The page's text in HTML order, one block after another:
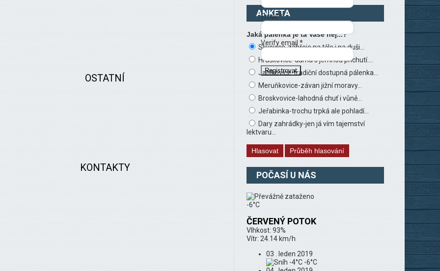
Email *
Verify email *
Registrovat
OSTATNÍ
KONTAKTY
ANKETA
Jaká pálenka je ta Vaše nej...?
Slivovice-zahřeje na těle i na duši...
Hruškovice-dáma s jemnou příchutí....
Jablkovice-tradiční dostupná pálenka...
Meruňkovice-závan jižní moravy...
Broskvovice-lahodná chuť i vůně...
Jeřabinka-trochu trpká ale pohladí...
Dary zahrádky-jen já vím tajemství
lektvaru...
POČASÍ U NÁS
-6°C
ČERVENÝ POTOK
Vlhkost: 93%
Vítr: 24.14 km/h
03 . leden 2019
-4°C -6°C